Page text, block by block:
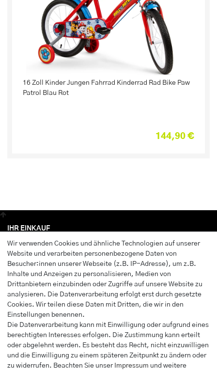
16 Zoll Kinder Jungen Fahrrad Kinderrad Rad Bike Paw
Patrol Blau Rot
144,90 €
Wir verwenden Cookies und ähnliche Technologien auf unserer
Website und verarbeiten personenbezogene Daten von
Besucher:innen unserer Webseite (z.B. IP-Adresse), um z.B.
Inhalte und Anzeigen zu personalisieren, Medien von
Drittanbietern einzubinden oder Zugriffe auf unsere Website zu
analysieren. Die Datenverarbeitung erfolgt erst durch gesetzte
Cookies. Wir teilen diese Daten mit Dritten, die wir in den
Einstellungen benennen.
Die Datenverarbeitung kann mit Einwilligung oder aufgrund eines
berechtigten Interesses erfolgen. Die Zustimmung kann erteilt
oder abgelehnt werden. Es besteht das Recht, nicht einzuwilligen
und die Einwilligung zu einem späteren Zeitpunkt zu ändern oder
zu widerrufen. Beachten Sie unser Impressum und weitere
IHR EINKAUF
Anmelden
Wunschliste
Warenkorb
Kasse
INFORMATIONEN
Widerrufs­recht
Impressum
Daten­schutz­erklärung